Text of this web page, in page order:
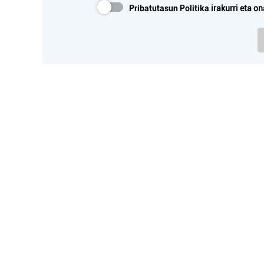
Pribatutasun Politika irakurri eta